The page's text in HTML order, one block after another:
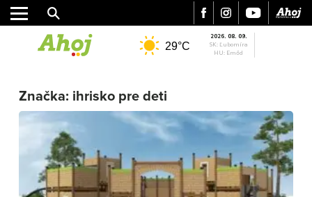
REGIÓN
ŠPORT
KULTÚRA
VIDEO
MIX
29°C
2026. 08. 09.
SK: Ľubomíra
HU: Emőd
Značka: ihrisko pre deti